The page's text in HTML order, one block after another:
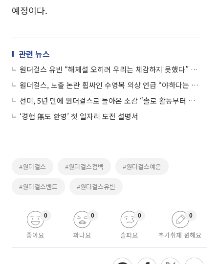
예정이다.
관련 뉴스
원더걸스 유빈 “해체설 오히려 우리는 체감하지 못했다” 공백기 동안 무엇했나 보니…
원더걸스, 노출 논란 휩싸인 수영복 의상 언급 “야하다는 생각 전혀 못했다”
선미, 5년 만에 원더걸스로 돌아온 소감 “솔로 활동부터 차근차근 돌아올 준비 했었다”
‘경험 無도 환영’ 첫 일자리 도전 설명서
#원더걸스 #원더걸스컴백 #원더걸스예은
#원더걸스밴드 #원더걸스유빈
좋아요
0
화나요
0
슬퍼요
0
추가취재 원해요
0